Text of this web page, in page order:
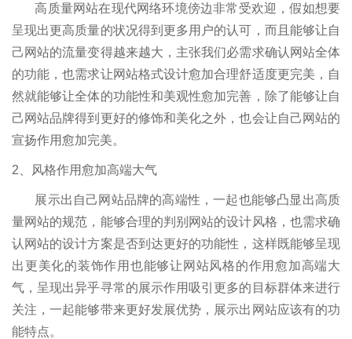
高质量网站在现代网络环境傍边非常受欢迎，假如想要
呈现出更高质量的状况得到更多用户的认可，而且能够让自
己网站的流量变得越来越大，主张我们必需求确认网站全体
的功能，也需求让网站格式设计愈加合理舒适度更完美，自
然就能够让全体的功能性和美观性愈加完善，除了能够让自
己网站品牌得到更好的修饰和美化之外，也会让自己网站的
宣扬作用愈加完美。
2、风格作用愈加高端大气
展示出自己网站品牌的高端性，一起也能够凸显出高质
量网站的规范，能够合理的判别网站的设计风格，也需求确
认网站的设计方案是否到达更好的功能性，这样既能够呈现
出更美化的装饰作用也能够让网站风格的作用愈加高端大
气，呈现出异乎寻常的展示作用吸引更多的目标群体来进行
关注，一起能够带来更好发展优势，展示出网站应该有的功
能特点。